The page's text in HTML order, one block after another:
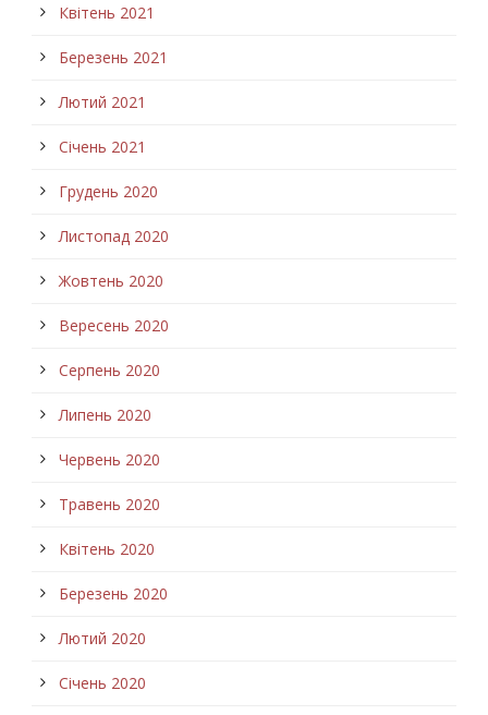
Квітень 2021
Березень 2021
Лютий 2021
Січень 2021
Грудень 2020
Листопад 2020
Жовтень 2020
Вересень 2020
Серпень 2020
Липень 2020
Червень 2020
Травень 2020
Квітень 2020
Березень 2020
Лютий 2020
Січень 2020